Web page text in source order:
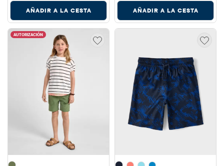
AÑADIR A LA CESTA AÑADIR A LA CESTA
AUTORIZACIÓN